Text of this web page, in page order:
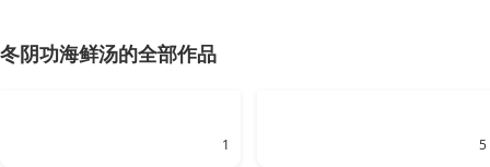
冬阴功海鲜汤的全部作品
1 5